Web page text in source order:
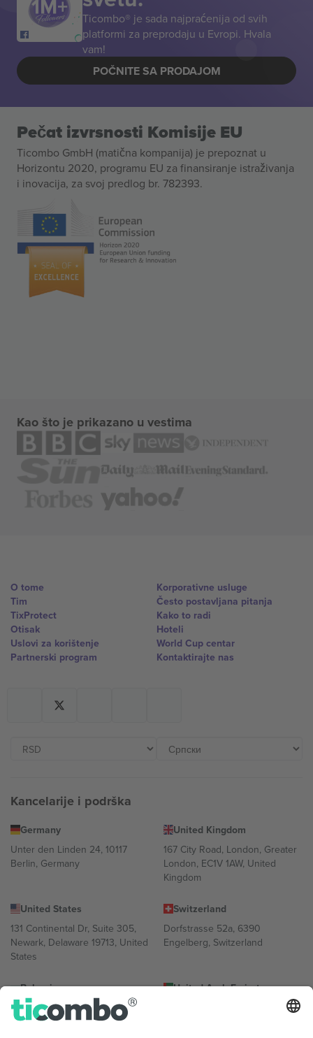
Ticombo® je sada najpraćenija od svih
platformi za preprodaju u Evropi. Hvala
vam!
POČNITE SA PRODAJOM
Pečat izvrsnosti Komisije EU
Ticombo GmbH (matična kompanija) je prepoznat u
Horizontu 2020, programu EU za finansiranje istraživanja
i inovacija, za svoj predlog br. 782393.
Kao što je prikazano u vestima
O tome
Tim
TixProtect
Otisak
Uslovi za korištenje
Partnerski program
Korporativne usluge
Često postavljana pitanja
Kako to radi
Hoteli
World Cup centar
Kontaktirajte nas
Kancelarije i podrška
Germany
Unter den Linden 24, 10117
Berlin, Germany
United Kingdom
167 City Road, London, Greater
London, EC1V 1AW, United
Kingdom
United States
131 Continental Dr, Suite 305,
Newark, Delaware 19713, United
States
Switzerland
Dorfstrasse 52a, 6390
Engelberg, Switzerland
Bulgaria
Regus Sofia City West, bul
Totleben 53-55, 1606 Sofia,
United Arab Emirates
UAE Dubai Silicon Oasis, DDP